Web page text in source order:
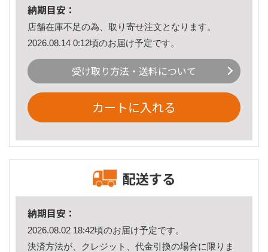
納期目安：
店舗在庫不足の為、取り寄せ注文となります。
2026.08.14 0:12頃のお届け予定です。
受け取り方法・送料について
カートに入れる
配送する
納期目安：
2026.08.02 18:42頃のお届け予定です。
決済方法が、クレジット、代金引換の場合に限りま